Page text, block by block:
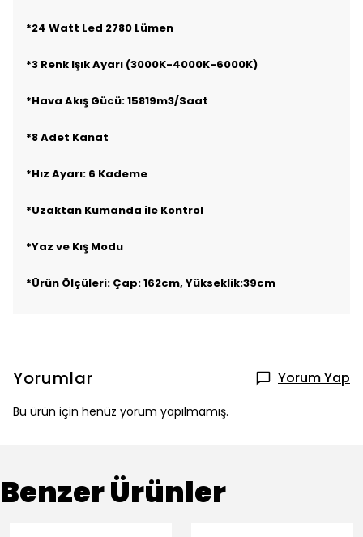
*24 Watt Led 2780 Lümen
*3 Renk Işık Ayarı (3000K-4000K-6000K)
*Hava Akış Gücü: 15819m3/Saat
*8 Adet Kanat
*Hız Ayarı: 6 Kademe
*Uzaktan Kumanda ile Kontrol
*Yaz ve Kış Modu
*Ürün Ölçüleri: Çap: 162cm, Yükseklik:39cm
Yorumlar Yorum Yap
Bu ürün için henüz yorum yapılmamış.
Benzer Ürünler